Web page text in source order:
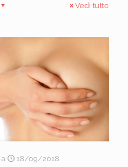
Vedi tutto
a 18/09/2018